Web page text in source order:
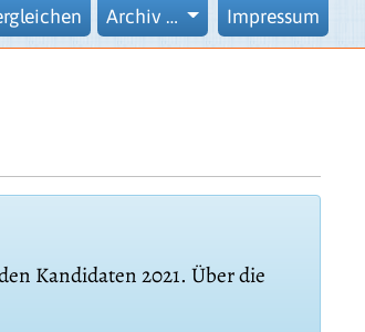
Archiv … Impressum
Kandidaten 2021. Über die